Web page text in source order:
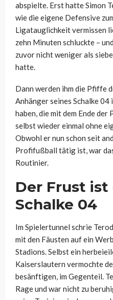
abspielte. Erst hatte Simon
wie die eigene Defensive
Ligatauglichkeit vermissen
zehn Minuten schluckte –
zuvor nicht weniger als
hatte.
Dann werden ihm die Pfiffe
Anhänger seines Schalke 04
haben, die mit dem Ende
selbst wieder einmal ohne
Obwohl er nun schon seit
Profifußball tätig ist, war
Routinier.
Der Frust ist
Schalke 04
Im Spielertunnel schrie
mit den Fäusten auf ein
Stadions. Selbst ein
Kaiserslautern vermochte
besänftigen, im Gegenteil.
Rage und war nicht zu